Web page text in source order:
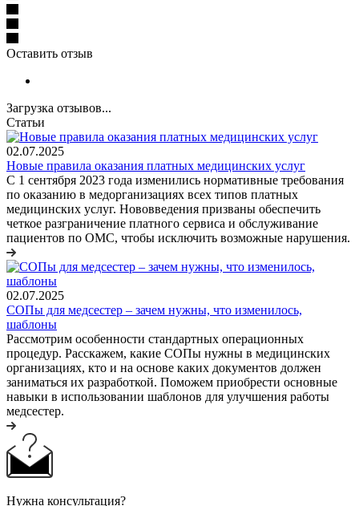
Оставить отзыв
Загрузка отзывов...
Статьи
02.07.2025
Новые правила оказания платных медицинских услуг
С 1 сентября 2023 года изменились нормативные требования
по оказанию в медорганизациях всех типов платных
медицинских услуг. Нововведения призваны обеспечить
четкое разграничение платного сервиса и обслуживание
пациентов по ОМС, чтобы исключить возможные нарушения.
02.07.2025
СОПы для медсестер – зачем нужны, что изменилось,
шаблоны
Рассмотрим особенности стандартных операционных
процедур. Расскажем, какие СОПы нужны в медицинских
организациях, кто и на основе каких документов должен
заниматься их разработкой. Поможем приобрести основные
навыки в использовании шаблонов для улучшения работы
медсестер.
Нужна консультация?